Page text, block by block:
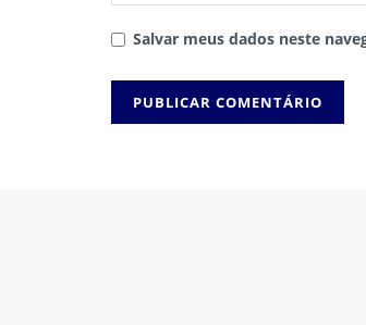
Salvar meus dados neste